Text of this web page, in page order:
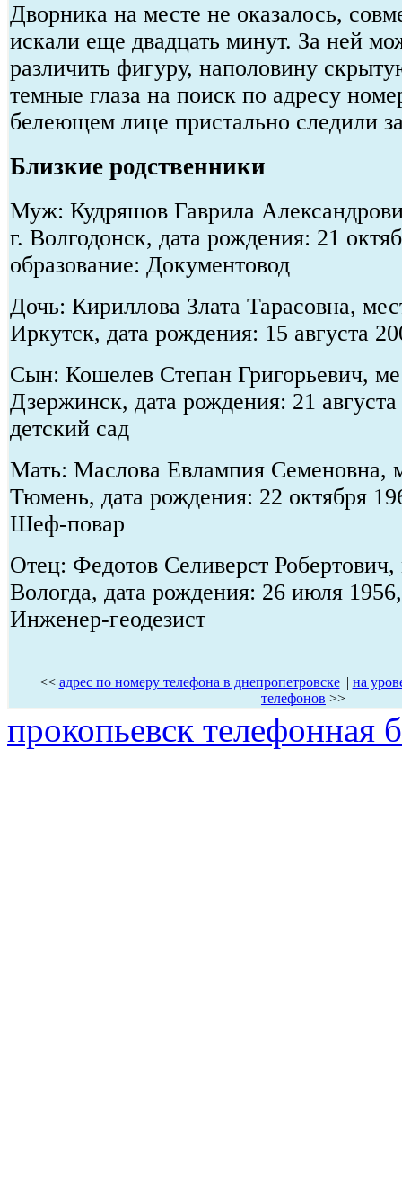
Дворника на месте не оказалось,
искали еще двадцать минут. За ней
различить фигуру, наполовину
темные глаза на поиск по адресу
белеющем лице пристально следили
Близкие родственники
Муж: Кудряшов Гаврила
г. Волгодонск, дата рождения: 21
образование: Документовод
Дочь: Кириллова Злата Тарасовна,
Иркутск, дата рождения: 15 августа
Сын: Кошелев Степан Григорьевич,
Дзержинск, дата рождения: 21
детский сад
Мать: Маслова Евлампия Семеновна,
Тюмень, дата рождения: 22 октября
Шеф-повар
Отец: Федотов Селиверст
Вологда, дата рождения: 26 июля
Инженер-геодезист
<< адрес по номеру телефона в днепропетровске|| на
телефонов >>
прокопьевск телефонная